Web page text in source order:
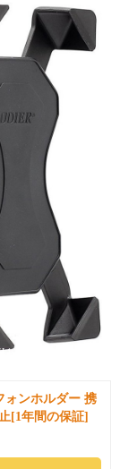
ォンホルダー 携
[1年間の保証]